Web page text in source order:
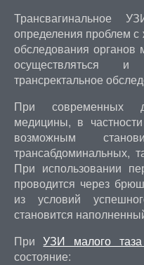
Трансвагинальное
определения проблем
обследования
осуществляться и
трансректальное
При современных
медицины, в
возможным
трансабдоминальных,
При использовании
проводится через
из условий
становится
ПриУЗИ малого
состояние: